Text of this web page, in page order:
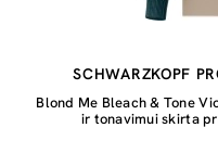
SCHWARZKOPF
Blond Me Bleach & Tone
ir tonavimui skirta